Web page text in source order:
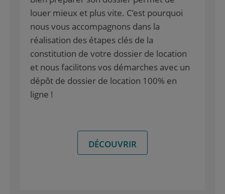
louer mieux et plus vite. C’est pourquoi
nous vous accompagnons dans la
réalisation des étapes clés de la
constitution de votre dossier de location
et nous facilitons vos démarches avec un
dépôt de dossier de location 100% en
ligne !
DÉCOUVRIR